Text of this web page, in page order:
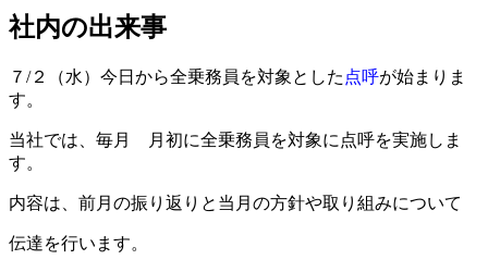
社内の出来事
７/２（水）今日から全乗務員を対象とした 点呼が始まりま
す。
当社では、毎月 月初に全乗務員を対象に点呼を実施しま
す。
内容は、前月の振り返りと当月の方針や取り組みについて
伝達を行います。